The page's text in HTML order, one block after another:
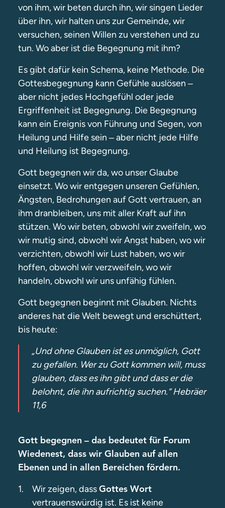
von ihm, wir beten durch ihn, wir singen Lieder
über ihn, wir halten uns zur Gemeinde, wir
versuchen, seinen Willen zu verstehen und zu
tun. Wo aber ist die Begegnung mit ihm?
Es gibt dafür kein Schema, keine Methode. Die
Gottesbegegnung kann Gefühle auslösen –
aber nicht jedes Hochgefühl oder jede
Ergriffenheit ist Begegnung. Die Begegnung
kann ein Ereignis von Führung und Segen, von
Heilung und Hilfe sein – aber nicht jede Hilfe
und Heilung ist Begegnung.
Gott begegnen wir da, wo unser Glaube
einsetzt. Wo wir entgegen unseren Gefühlen,
Ängsten, Bedrohungen auf Gott vertrauen, an
ihm dranbleiben, uns mit aller Kraft auf ihn
stützen. Wo wir beten, obwohl wir zweifeln, wo
wir mutig sind, obwohl wir Angst haben, wo wir
verzichten, obwohl wir Lust haben, wo wir
hoffen, obwohl wir verzweifeln, wo wir
handeln, obwohl wir uns unfähig fühlen.
Gott begegnen beginnt mit Glauben. Nichts
anderes hat die Welt bewegt und erschüttert,
bis heute:
„Und ohne Glauben ist es unmöglich, Gott
zu gefallen. Wer zu Gott kommen will, muss
glauben, dass es ihn gibt und dass er die
belohnt, die ihn aufrichtig suchen.“ Hebräer
11,6
Gott begegnen – das bedeutet für Forum
Wiedenest, dass wir Glauben auf allen
Ebenen und in allen Bereichen fördern.
Wir zeigen, dass Gottes Wort
vertrauenswürdig ist. Es ist keine